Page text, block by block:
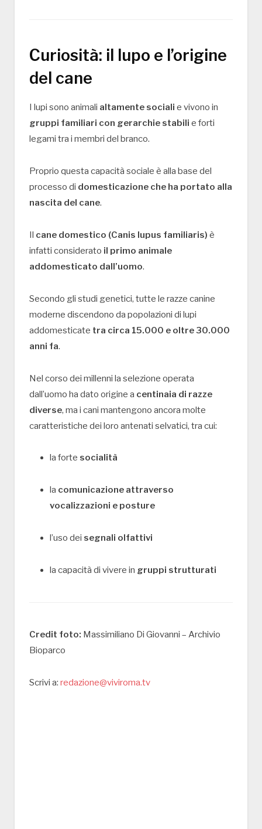
Curiosità: il lupo e l’origine
del cane
I lupi sono animali altamente sociali e vivono in
gruppi familiari con gerarchie stabili e forti
legami tra i membri del branco.
Proprio questa capacità sociale è alla base del
processo di domesticazione che ha portato alla
nascita del cane.
Il cane domestico (Canis lupus familiaris) è
infatti considerato il primo animale
addomesticato dall’uomo.
Secondo gli studi genetici, tutte le razze canine
moderne discendono da popolazioni di lupi
addomesticate tra circa 15.000 e oltre 30.000
anni fa.
Nel corso dei millenni la selezione operata
dall’uomo ha dato origine a centinaia di razze
diverse, ma i cani mantengono ancora molte
caratteristiche dei loro antenati selvatici, tra cui:
la forte socialità
la comunicazione attraverso
vocalizzazioni e posture
l’uso dei segnali olfattivi
la capacità di vivere in gruppi strutturati
Credit foto: Massimiliano Di Giovanni – Archivio
Bioparco
Scrivi a: redazione@viviroma.tv